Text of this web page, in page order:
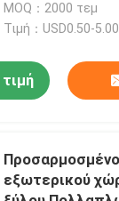
νήματος
MOQ：2000 τεμ
Τιμή：USD0.50-
εξωτερικού